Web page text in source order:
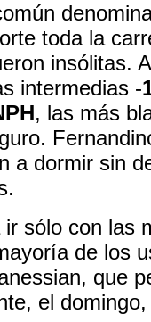
toda la
insólitas.
intermedias -
, las más
a dormir sin
sólo con las
de los
que
el